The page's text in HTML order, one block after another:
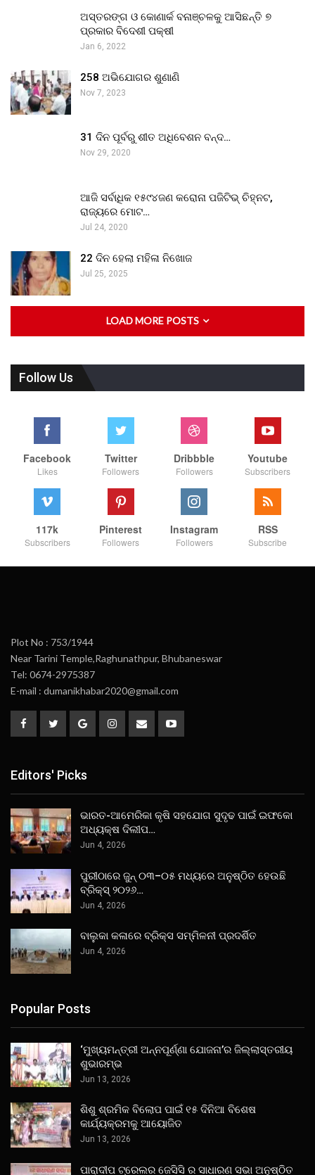
ଅସ୍ତରଙ୍ଗ ଓ କୋଣାର୍କ ବନାଞ୍ଚଳକୁ ଆସିଛନ୍ତି ୭
ପ୍ରକାର ବିଦେଶୀ ପକ୍ଷୀ
Jan 6, 2022
258 ଅଭିଯୋଗର ଶୁଣାଣି
Nov 7, 2023
31 ଦିନ ପୂର୍ବରୁ ଶୀତ ଅଧିବେଶନ ବନ୍ଦ…
Nov 29, 2020
ଆଜି ସର୍ବାଧିକ ୧୫୯୪ଜଣ କରୋନା ପଜିଟିଭ୍ ଚିହ୍ନଟ,
ରାଜ୍ୟରେ ମୋଟ…
Jul 24, 2020
22 ଦିନ ହେଲା ମହିଳା ନିଖୋଜ
Jul 25, 2025
LOAD MORE POSTS
Follow Us
Facebook
Likes
Twitter
Followers
Dribbble
Followers
Youtube
Subscribers
117k
Subscribers
Pinterest
Followers
Instagram
Followers
RSS
Subscribe
Plot No : 753/1944
Near Tarini Temple,Raghunathpur, Bhubaneswar
Tel: 0674-2975387
E-mail : dumanikhabar2020@gmail.com
Editors' Picks
ଭାରତ-ଆମେରିକା କୃଷି ସହଯୋଗ ସୁଦୃଢ ପାଇଁ ଇଫକୋ
ଅଧ୍ୟକ୍ଷ ଦିଲୀପ…
Jun 4, 2026
ପୁରୀଠାରେ ଜୁନ୍ ୦୩–୦୫ ମଧ୍ୟରେ ଅନୁଷ୍ଠିତ ହେଉଛି
ବ୍ରିକ୍ସ୍ ୨୦୨୬…
Jun 4, 2026
ବାଲୁକା କଳାରେ ବ୍ରିକ୍ସ ସମ୍ମିଳନୀ ପ୍ରଦର୍ଶିତ
Jun 4, 2026
Popular Posts
‘ମୁଖ୍ୟମନ୍ତ୍ରୀ ଅନ୍ନପୂର୍ଣ୍ଣା ଯୋଜନା’ର ଜିଲ୍ଲାସ୍ତରୀୟ
ଶୁଭାରମ୍ଭ
Jun 13, 2026
ଶିଶୁ ଶ୍ରମିକ ବିଲୋପ ପାଇଁ ୧୫ ଦିନିଆ ବିଶେଷ
କାର୍ଯ୍ୟକ୍ରମକୁ ଆୟୋଜିତ
Jun 13, 2026
ପାରାଦୀପ ଟ୍ରେଲର ଜେସିସି ର ସାଧାରଣ ସଭା ଅନୁଷ୍ଠିତ